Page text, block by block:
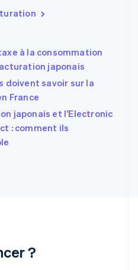
à la consommation
japonais
doivent savoir sur la
France
japonais et l’Electronic
: comment ils
?